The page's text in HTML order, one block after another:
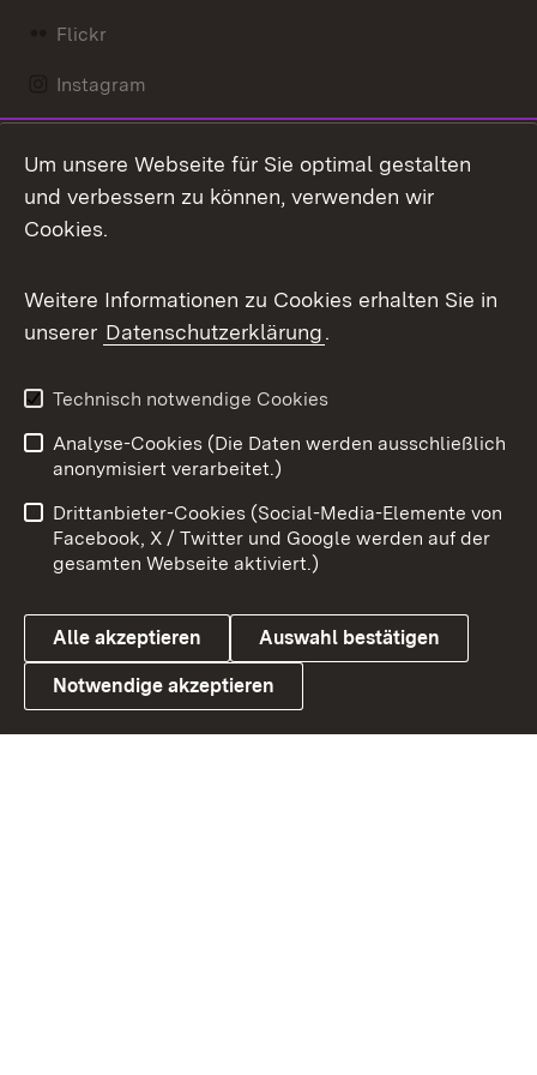
Flickr
Instagram
Mastodon
Messenger
Social Wall
X / Twitter
Youtube
Link zum Landesportal
Benutzungshinweise
Barrierefreiheit
Datenschutz
Cookies
Um unsere Webseite für Sie optimal gestalten
und verbessern zu können, verwenden wir
Cookies.
Weitere Informationen zu Cookies erhalten Sie in
unserer Datenschutzerklärung.
Technisch notwendige Cookies
Analyse-Cookies (Die Daten werden ausschließlich
anonymisiert verarbeitet.)
Drittanbieter-Cookies (Social-Media-Elemente von
Facebook, X / Twitter und Google werden auf der
gesamten Webseite aktiviert.)
Alle akzeptieren Auswahl bestätigen
Notwendige akzeptieren